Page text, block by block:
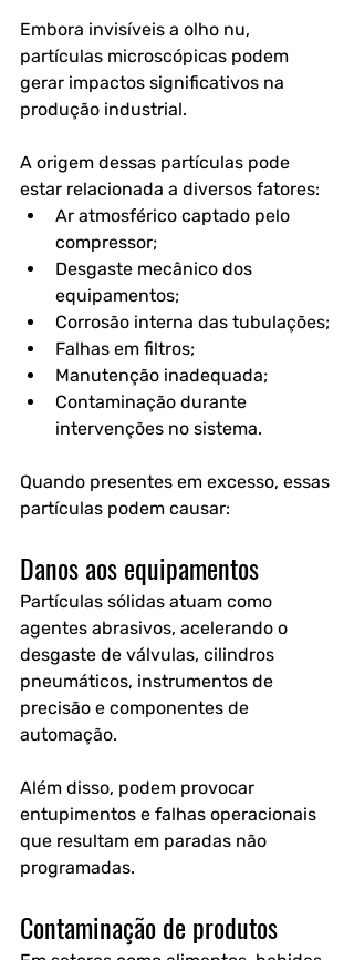
Embora invisíveis a olho nu,
partículas microscópicas podem
gerar impactos significativos na
produção industrial.
A origem dessas partículas pode
estar relacionada a diversos fatores:
Ar atmosférico captado pelo
compressor;
Desgaste mecânico dos
equipamentos;
Corrosão interna das tubulações;
Falhas em filtros;
Manutenção inadequada;
Contaminação durante
intervenções no sistema.
Quando presentes em excesso, essas
partículas podem causar:
Danos aos equipamentos
Partículas sólidas atuam como
agentes abrasivos, acelerando o
desgaste de válvulas, cilindros
pneumáticos, instrumentos de
precisão e componentes de
automação.
Além disso, podem provocar
entupimentos e falhas operacionais
que resultam em paradas não
programadas.
Contaminação de produtos